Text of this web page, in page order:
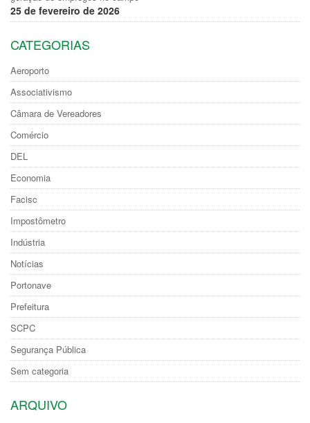
25 de fevereiro de 2026
CATEGORIAS
Aeroporto
Associativismo
Câmara de Vereadores
Comércio
DEL
Economia
Facisc
Impostômetro
Indústria
Notícias
Portonave
Prefeitura
SCPC
Segurança Pública
Sem categoria
ARQUIVO